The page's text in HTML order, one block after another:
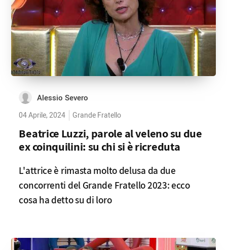
Alessio Severo
04 Aprile, 2024 Grande Fratello
Beatrice Luzzi, parole al veleno su due
ex coinquilini: su chi si è ricreduta
L'attrice è rimasta molto delusa da due
concorrenti del Grande Fratello 2023: ecco
cosa ha detto su di loro